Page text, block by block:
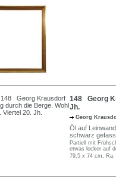
148 Georg
Jh.
Georg
Öl auf
schwarz
Partiell mit
etwas locker auf
79,5 x 74 cm,